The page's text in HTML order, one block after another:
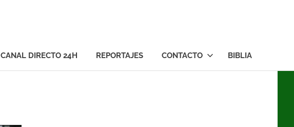
CANAL DIRECTO 24H REPORTAJES CONTACTO BIBLIA